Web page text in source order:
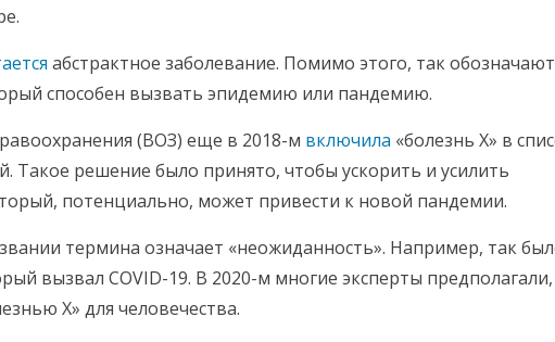
абстрактное заболевание. Помимо этого, так
способен вызвать эпидемию или пандемию.
(ВОЗ) еще в 2018-м включила «болезнь Х» в
Такое решение было принято, чтобы ускорить и усилить
потенциально, может привести к новой пандемии.
термина означает «неожиданность». Например, так
вызвал COVID-19. В 2020-м многие эксперты
X» для человечества.